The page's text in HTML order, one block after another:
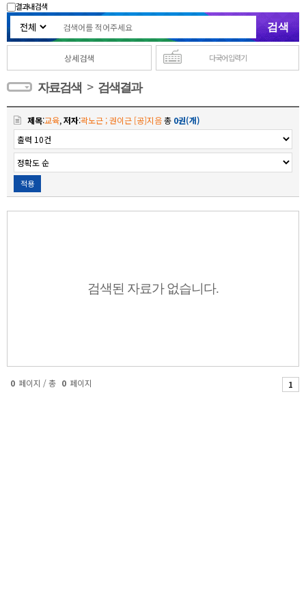
결과내 검색
상세검색 다국어 입력기
자료검색 > 검색결과
제목:교육,저자:곽노근 ; 권이근 [공]지음총 0권(개)
적용
검색된 자료가 없습니다.
0 페이지 / 총 0 페이지 1